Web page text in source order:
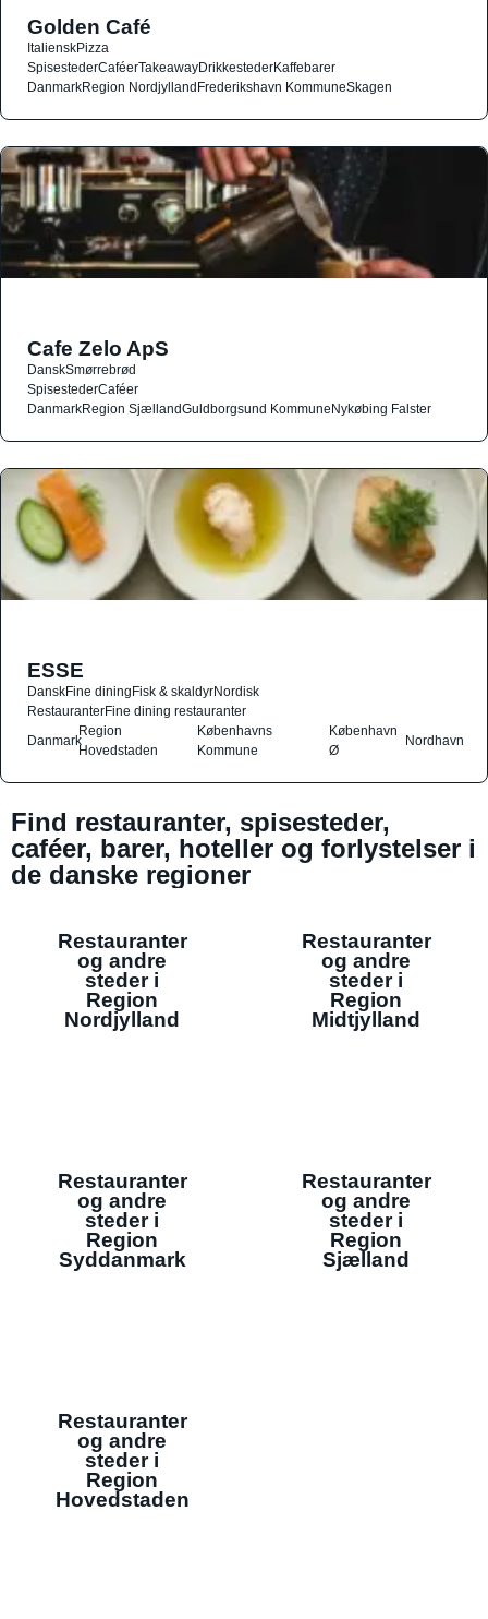
Golden Café
ItalienskPizza
SpisestederCaféerTakeawayDrikkestederKaffebarer
DanmarkRegion NordjyllandFrederikshavn KommuneSkagen
Cafe Zelo ApS
DanskSmørrebrød
SpisestederCaféer
DanmarkRegion SjællandGuldborgsund KommuneNykøbing Falster
ESSE
DanskFine diningFisk & skaldyrNordisk
RestauranterFine dining restauranter
Danmark
Region
Hovedstaden
Københavns
Kommune
København
Ø
Nordhavn
Find restauranter, spisesteder,
caféer, barer, hoteller og forlystelser i
de danske regioner
Restauranter
og andre
steder i
Region
Nordjylland
Restauranter
og andre
steder i
Region
Midtjylland
Restauranter
og andre
steder i
Region
Syddanmark
Restauranter
og andre
steder i
Region
Sjælland
Restauranter
og andre
steder i
Region
Hovedstaden